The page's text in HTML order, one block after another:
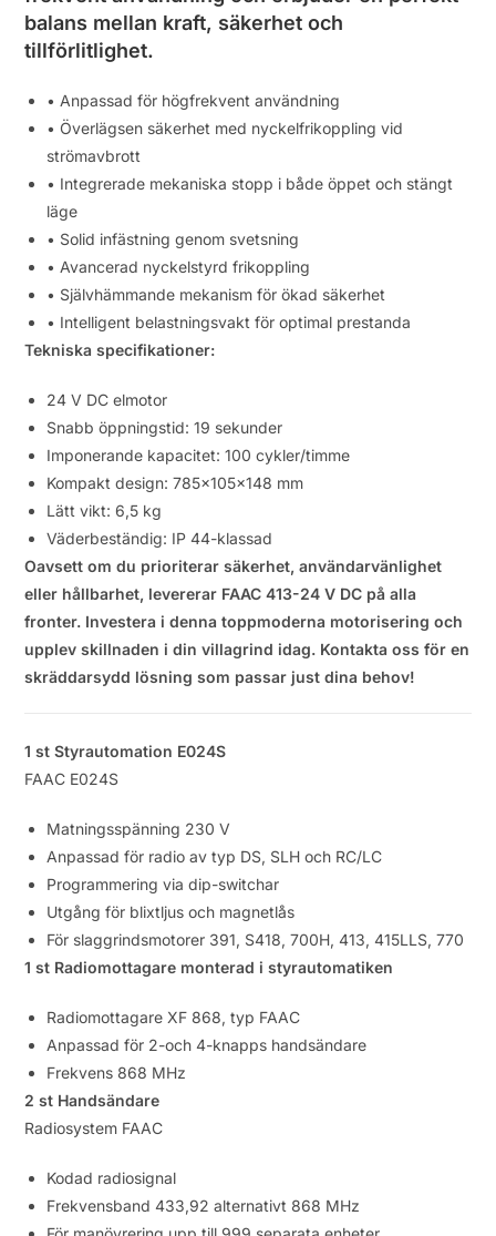
balans mellan kraft, säkerhet och
tillförlitlighet.
• Anpassad för högfrekvent användning
• Överlägsen säkerhet med nyckelfrikoppling vid
strömavbrott
• Integrerade mekaniska stopp i både öppet och stängt
läge
• Solid infästning genom svetsning
• Avancerad nyckelstyrd frikoppling
• Självhämmande mekanism för ökad säkerhet
• Intelligent belastningsvakt för optimal prestanda
Tekniska specifikationer:
24 V DC elmotor
Snabb öppningstid: 19 sekunder
Imponerande kapacitet: 100 cykler/timme
Kompakt design: 785x105x148 mm
Lätt vikt: 6,5 kg
Väderbeständig: IP 44-klassad
Oavsett om du prioriterar säkerhet, användarvänlighet
eller hållbarhet, levererar FAAC 413-24 V DC på alla
fronter. Investera i denna toppmoderna motorisering och
upplev skillnaden i din villagrind idag. Kontakta oss för en
skräddarsydd lösning som passar just dina behov!
1 st Styrautomation E024S
FAAC E024S
Matningsspänning 230 V
Anpassad för radio av typ DS, SLH och RC/LC
Programmering via dip-switchar
Utgång för blixtljus och magnetlås
För slaggrindsmotorer 391, S418, 700H, 413, 415LLS, 770
1 st Radiomottagare monterad i styrautomatiken
Radiomottagare XF 868, typ FAAC
Anpassad för 2-och 4-knapps handsändare
Frekvens 868 MHz
2 st Handsändare
Radiosystem FAAC
Kodad radiosignal
Frekvensband 433,92 alternativt 868 MHz